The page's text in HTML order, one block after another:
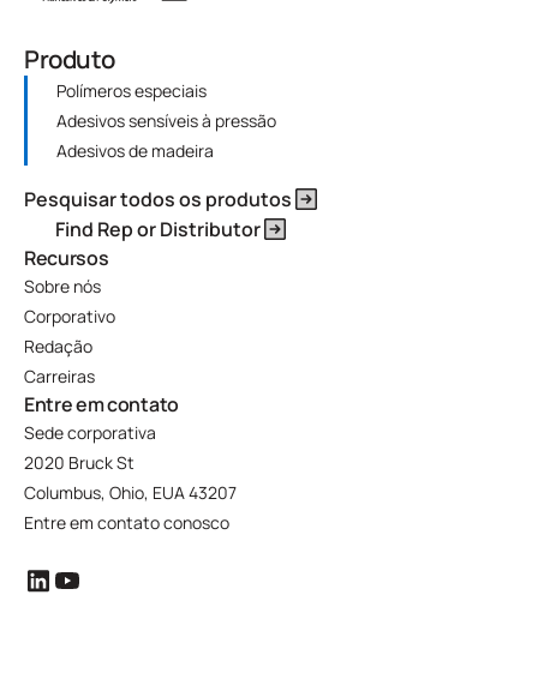
Produto
Polímeros especiais
Adesivos sensíveis à pressão
Adesivos de madeira
Pesquisar todos os produtos
Find Rep or Distributor
Recursos
Sobre nós
Corporativo
Redação
Carreiras
Entre em contato
Sede corporativa
2020 Bruck St
Columbus, Ohio, EUA 43207
Entre em contato conosco